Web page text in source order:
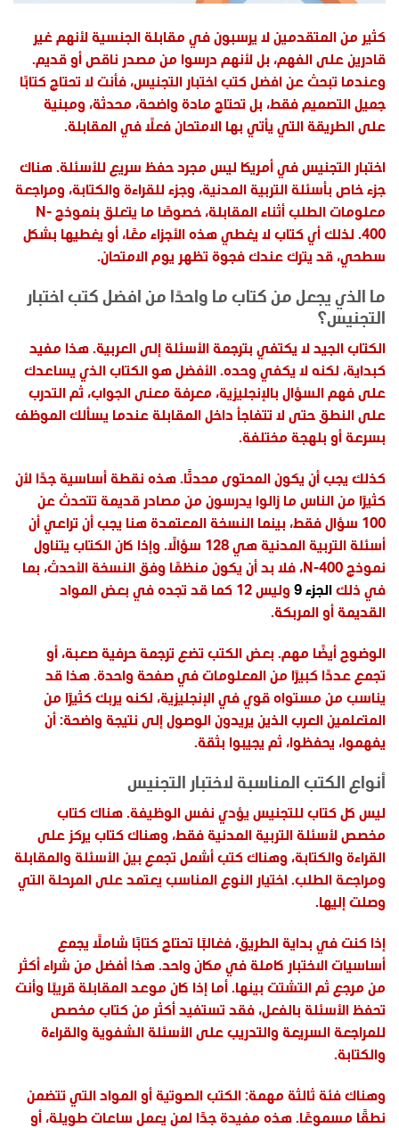
كثير من المتقدمين لا يرسبون في مقابلة الجنسية لأنهم غير
قادرين على الفهم، بل لأنهم درسوا من مصدر ناقص أو قديم.
وعندما تبحث عن افضل كتب اختبار التجنيس، فأنت لا تحتاج كتابًا
جميل التصميم فقط، بل تحتاج مادة واضحة، محدثة، ومبنية
على الطريقة التي يأتي بها الامتحان فعلًا في المقابلة.
اختبار التجنيس في أمريكا ليس مجرد حفظ سريع للأسئلة. هناك
جزء خاص بأسئلة التربية المدنية، وجزء للقراءة والكتابة، ومراجعة
معلومات الطلب أثناء المقابلة، خصوصًا ما يتعلق بنموذج N-
400. لذلك أي كتاب لا يغطي هذه الأجزاء معًا، أو يغطيها بشكل
سطحي، قد يترك عندك فجوة تظهر يوم الامتحان.
ما الذي يجعل من كتاب ما واحدًا من افضل كتب اختبار
التجنيس؟
الكتاب الجيد لا يكتفي بترجمة الأسئلة إلى العربية. هذا مفيد
كبداية، لكنه لا يكفي وحده. الأفضل هو الكتاب الذي يساعدك
على فهم السؤال بالإنجليزية، معرفة معنى الجواب، ثم التدرب
على النطق حتى لا تتفاجأ داخل المقابلة عندما يسألك الموظف
بسرعة أو بلهجة مختلفة.
كذلك يجب أن يكون المحتوى محدثًا. هذه نقطة أساسية جدًا لأن
كثيرًا من الناس ما زالوا يدرسون من مصادر قديمة تتحدث عن
100 سؤال فقط، بينما النسخة المعتمدة هنا يجب أن تراعي أن
أسئلة التربية المدنية هي 128 سؤالًا. وإذا كان الكتاب يتناول
نموذج N-400، فلا بد أن يكون منظمًا وفق النسخة الأحدث، بما
في ذلكالجزء 9
وليس 12 كما قد تجده في بعض المواد
القديمة أو المربكة.
الوضوح أيضًا مهم. بعض الكتب تضع ترجمة حرفية صعبة، أو
تجمع عددًا كبيرًا من المعلومات في صفحة واحدة. هذا قد
يناسب من مستواه قوي في الإنجليزية، لكنه يربك كثيرًا من
المتعلمين العرب الذين يريدون الوصول إلى نتيجة واضحة: أن
يفهموا، يحفظوا، ثم يجيبوا بثقة.
أنواع الكتب المناسبة لاختبار التجنيس
ليس كل كتاب للتجنيس يؤدي نفس الوظيفة. هناك كتاب
مخصص لأسئلة التربية المدنية فقط، وهناك كتاب يركز على
القراءة والكتابة، وهناك كتب أشمل تجمع بين الأسئلة والمقابلة
ومراجعة الطلب. اختيار النوع المناسب يعتمد على المرحلة التي
وصلت إليها.
إذا كنت في بداية الطريق، فغالبًا تحتاج كتابًا شاملًا يجمع
أساسيات الاختبار كاملة في مكان واحد. هذا أفضل من شراء أكثر
من مرجع ثم التشتت بينها. أما إذا كان موعد المقابلة قريبًا وأنت
تحفظ الأسئلة بالفعل، فقد تستفيد أكثر من كتاب مخصص
للمراجعة السريعة والتدريب على الأسئلة الشفوية والقراءة
والكتابة.
وهناك فئة ثالثة مهمة: الكتب الصوتية أو المواد التي تتضمن
نطقًا مسموعًا. هذه مفيدة جدًا لمن يعمل ساعات طويلة، أو